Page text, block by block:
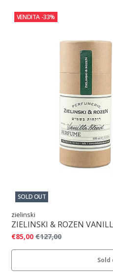
VENDITA -33%
SOLD OUT
zielinski
ZIELINSKI & ROZEN
€85,00 €127,00
Sold